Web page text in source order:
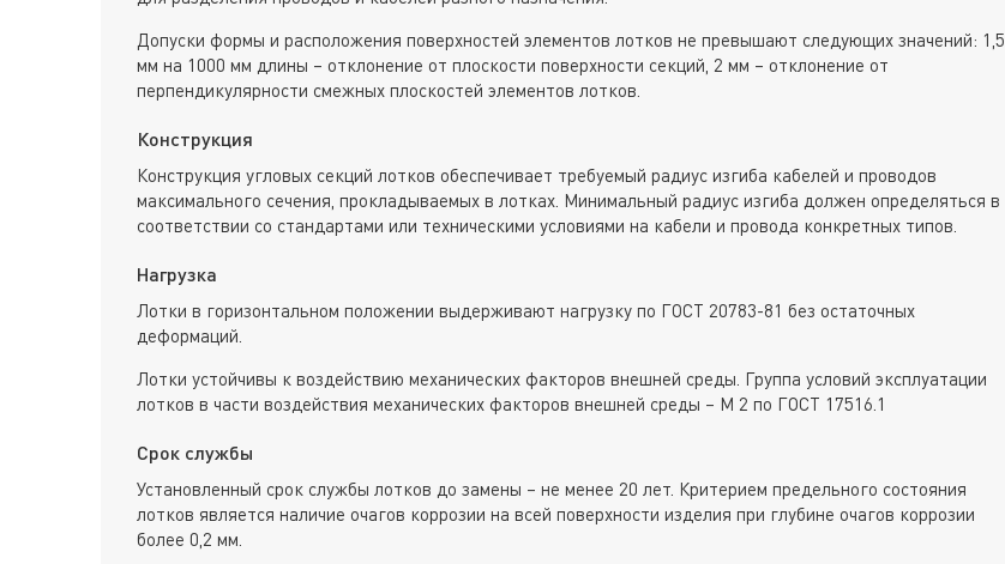
Допуски формы и расположения поверхностей элементов лотков не превышают следующих значений: 1,5
мм на 1000 мм длины – отклонение от плоскости поверхности секций, 2 мм – отклонение от
перпендикулярности смежных плоскостей элементов лотков.
Конструкция
Конструкция угловых секций лотков обеспечивает требуемый радиус изгиба кабелей и проводов
максимального сечения, прокладываемых в лотках. Минимальный радиус изгиба должен определяться в
соответствии со стандартами или техническими условиями на кабели и провода конкретных типов.
Нагрузка
Лотки в горизонтальном положении выдерживают нагрузку по ГОСТ 20783-81 без остаточных
деформаций.
Лотки устойчивы к воздействию механических факторов внешней среды. Группа условий эксплуатации
лотков в части воздействия механических факторов внешней среды – М 2 по ГОСТ 17516.1
Срок службы
Установленный срок службы лотков до замены – не менее 20 лет. Критерием предельного состояния
лотков является наличие очагов коррозии на всей поверхности изделия при глубине очагов коррозии
более 0,2 мм.